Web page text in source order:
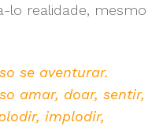
lo realidade, mesmo
se aventurar.
amar, doar, sentir,
implodir,